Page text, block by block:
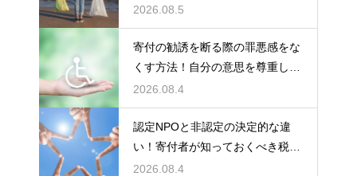
響を徹底解説
2026.08.5
寄付の勧誘を断る際の罪悪感をな
くす方法！自分の意思を尊重して
丁寧に対応
2026.08.4
認定NPOと非認定の決定的な違
い！寄付者が知っておくべき税の
優遇
2026.08.4